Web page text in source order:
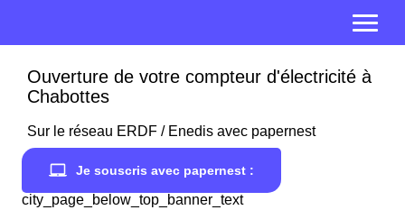
Ouverture de votre compteur d'électricité à
Chabottes
Sur le réseau ERDF / Enedis avec papernest
Je souscris avec papernest :
city_page_below_top_banner_text